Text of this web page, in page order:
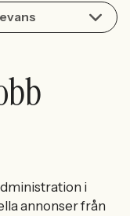
i
annonser från